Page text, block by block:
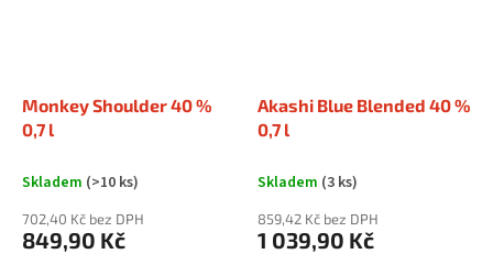
Monkey Shoulder 40 %
0,7 l
Skladem (>10 ks)
702,40 Kč bez DPH
849,90 Kč
Akashi Blue Blended 40 %
0,7 l
Skladem (3 ks)
859,42 Kč bez DPH
1 039,90 Kč